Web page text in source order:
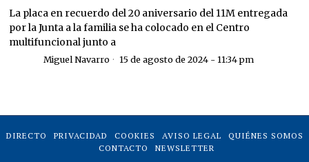
La placa en recuerdo del 20 aniversario del 11M entregada
por la Junta a la familia se ha colocado en el Centro
multifuncional junto a
Miguel Navarro 15 de agosto de 2024 - 11:34 pm
DIRECTO PRIVACIDAD COOKIES AVISO LEGAL
QUIÉNES SOMOS
CONTACTO
NEWSLETTER